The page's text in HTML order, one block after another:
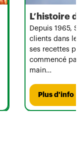
L’histoire
Depuis 1965,
clients dans le
ses recettes
commencé par
main…
Plus d'info